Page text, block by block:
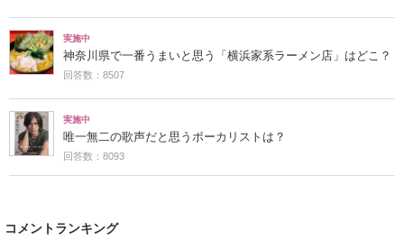
実施中
神奈川県で一番うまいと思う「横浜家系ラーメン店」はどこ？
回答数：8507
実施中
唯一無二の歌声だと思うボーカリストは？
回答数：8093
コメントランキング